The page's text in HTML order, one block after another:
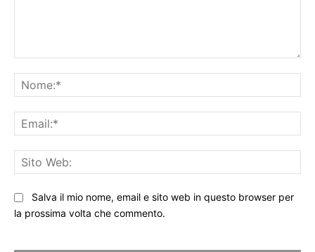
Salva il mio nome, email e sito web in questo browser per
la prossima volta che commento.